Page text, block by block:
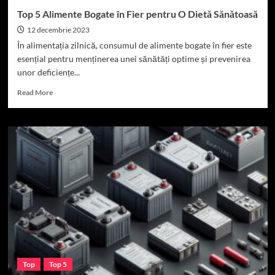
Top 5 Alimente Bogate în Fier pentru O Dietă Sănătoasă
12 decembrie 2023
În alimentația zilnică, consumul de alimente bogate în fier este
esențial pentru menținerea unei sănătăți optime și prevenirea
unor deficiențe...
Read MoreRead
Top
5
Alimente
Bogate
Fier
pentru
Dietă
Sănătoasă
Top Top 5